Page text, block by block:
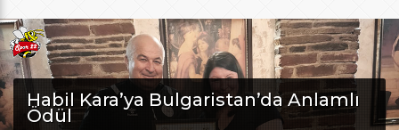
Habil Kara’ya Bulgaristan’da Anlamlı
Ödül